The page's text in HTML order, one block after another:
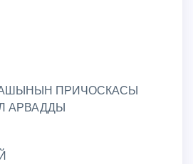
ПРИЧОСКАСЫ
АРВАДДЫ